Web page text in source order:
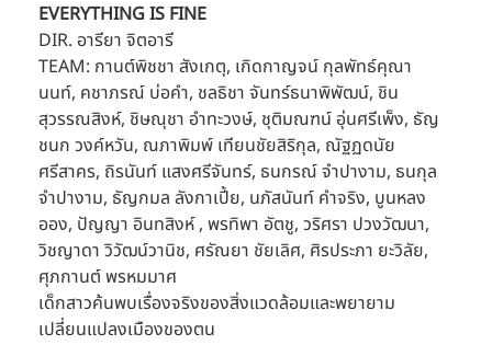
EVERYTHING IS FINE
DIR. อารียา จิตอารี
TEAM: กานต์พิชชา สังเกตุ, เกิดกาญจน์ กุลพัทธ์คุณา
นนท์, คชาภรณ์ บ่อคำ, ชลธิชา จันทร์ธนาพิพัฒน์, ชิน
สุวรรณสิงห์, ชิษณุชา อำทะวงษ์, ชุติมณฑน์ อุ่นศรีเพ็ง, ธัญ
ชนก วงค์หวัน, ณภาพิมพ์ เทียนชัยสิริกุล, ณัฐฏดนัย
ศรีสาคร, ถิรนันท์ แสงศรีจันทร์, ธนกรณ์ จำปางาม, ธนกุล
จำปางาม, ธัญกมล ลังกาเปี้ย, นภัสนันท์ คำจริง, บูนหลง
ออง, ปัญญา อินทสิงห์ , พรทิพา อัตชู, วริศรา ปวงวัฒนา,
วิชญาดา วิวัฒน์วานิช, ศรัณยา ชัยเลิศ, ศิรประภา ยะวิลัย,
ศุภกานต์ พรหมมาศ
เด็กสาวค้นพบเรื่องจริงของสิ่งแวดล้อมและพยายาม
เปลี่ยนแปลงเมืองของตน